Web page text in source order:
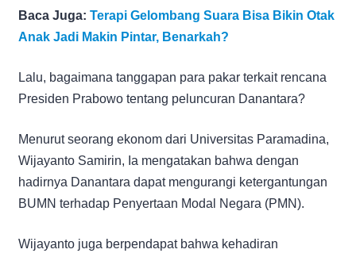
Baca Juga: Terapi Gelombang Suara Bisa Bikin Otak
Anak Jadi Makin Pintar, Benarkah?
Lalu, bagaimana tanggapan para pakar terkait rencana
Presiden Prabowo tentang peluncuran Danantara?
Menurut seorang ekonom dari Universitas Paramadina,
Wijayanto Samirin, Ia mengatakan bahwa dengan
hadirnya Danantara dapat mengurangi ketergantungan
BUMN terhadap Penyertaan Modal Negara (PMN).
Wijayanto juga berpendapat bahwa kehadiran